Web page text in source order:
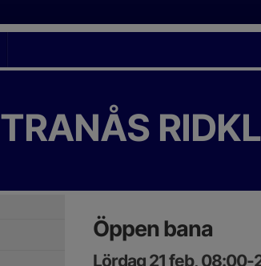
TRANÅS
Öppen bana
Lördag 21 feb, 08:00-